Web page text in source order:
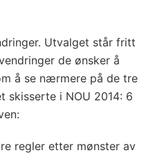
Utvalget står fritt
de ønsker å
å se nærmere på de tre
skisserte i NOU 2014: 6
regler etter mønster av